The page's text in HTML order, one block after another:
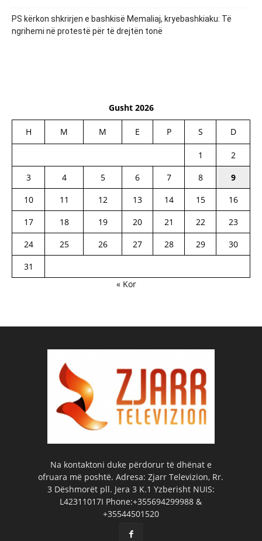
PS kërkon shkrirjen e bashkisë Memaliaj, kryebashkiaku: Të
ngrihemi në protestë për të drejtën tonë
Gusht 2026
H M M E P S D
1
2
3
4 5 6 7 8
9
10
11 12 13 14 15
16
17
18 19 20 21 22
23
24
25 26 27 28 29
30
31
« Kor
Na kontaktoni duke përdorur të dhënat e
ofruara më poshtë. Adresa: Zjarr Televizion, Rr.
3 Dëshmorët pll. Jera 3 K.1 Yzberisht NUIS:
L42311017I Phone:+355694299988 &
+35544501520